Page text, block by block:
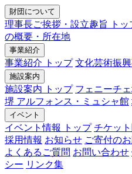
財団について
理事長ご挨拶・設立趣旨 トッ
の概要・所在地
事業紹介
事業紹介 トップ 文化芸術振
施設案内
施設案内 トップ フェニーチ
堺 アルフォンス・ミュシャ館
イベント
イベント情報 トップ チケッ
採用情報 お知らせ ご寄付の
よくあるご質問 お問い合わせ
シー リンク集